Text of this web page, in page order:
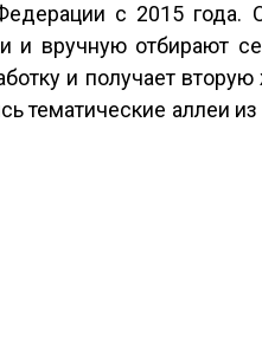
с 2015 года.
вручную отбирают
и получает
тематические аллеи